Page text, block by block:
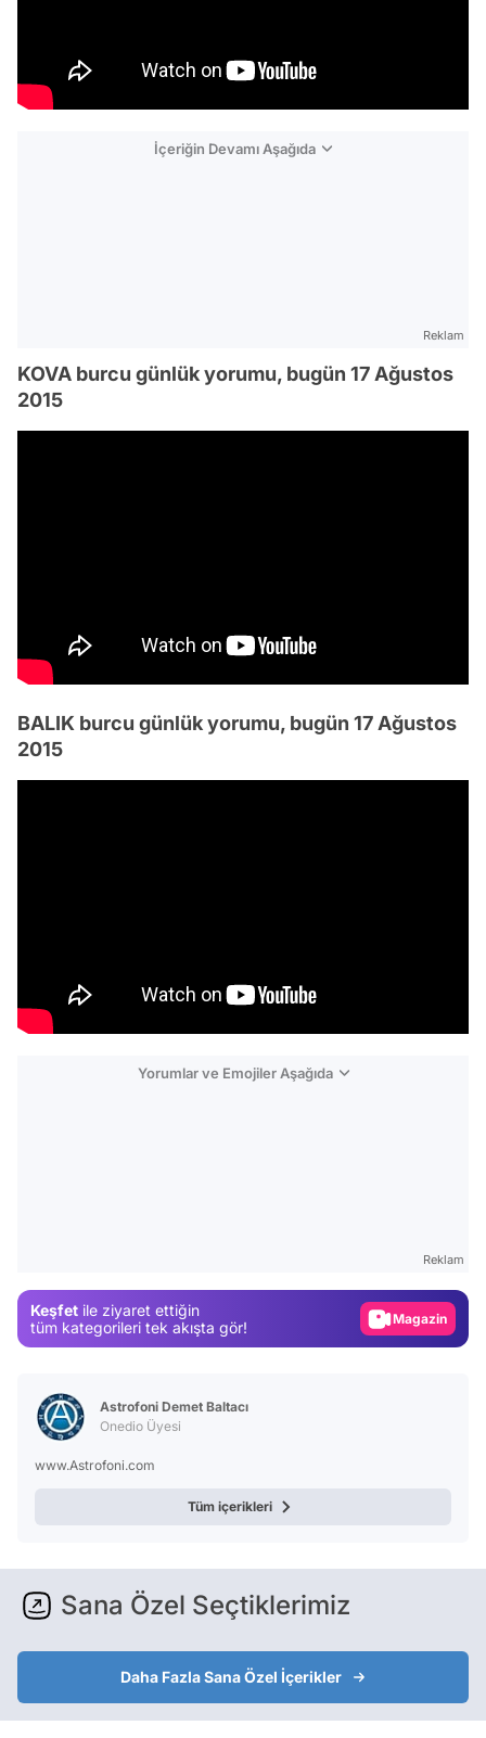
İçeriğin Devamı Aşağıda
Reklam
KOVA burcu günlük yorumu, bugün 17 Ağustos
2015
BALIK burcu günlük yorumu, bugün 17 Ağustos
2015
Yorumlar ve Emojiler Aşağıda
Reklam
Keşfet ile ziyaret ettiğin
tüm kategorileri tek akışta gör!
Video
Astrofoni Demet Baltacı
Onedio Üyesi
www.Astrofoni.com
Tüm içerikleri
Sana Özel Seçtiklerimiz
Daha Fazla Sana Özel İçerikler